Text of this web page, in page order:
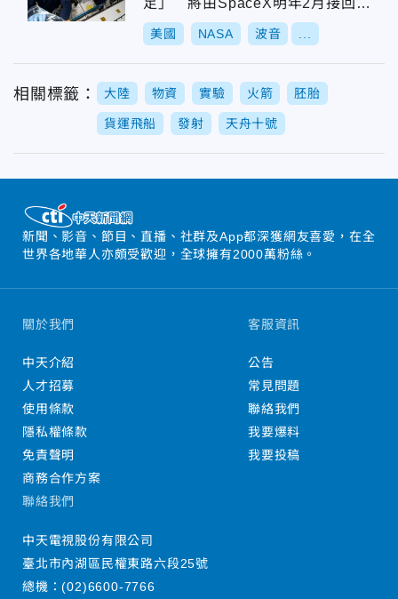
足」 將由SpaceX明年2月接回太
空人
美國 NASA 波音
相關標籤： 大陸 物資 實驗 火箭 胚胎
貨運飛船 發射 天舟十號
新聞、影音、節目、直播、社群及App都深獲網友喜愛，在全
世界各地華人亦頗受歡迎，全球擁有2000萬粉絲。
關於我們
中天介紹
人才招募
使用條款
隱私權條款
免責聲明
商務合作方案
客服資訊
公告
常見問題
聯絡我們
我要爆料
我要投稿
聯絡我們
中天電視股份有限公司
臺北市內湖區民權東路六段25號
總機：(02)6600-7766